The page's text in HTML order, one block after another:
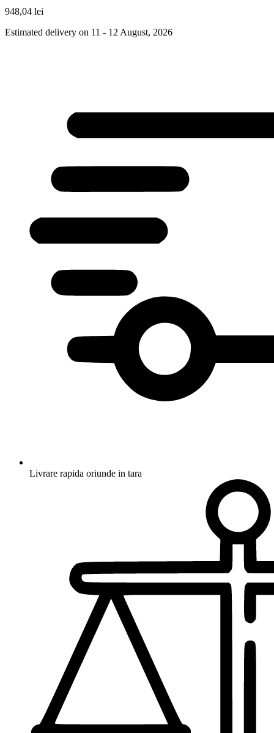
948,04 lei
Estimated delivery on 11 - 12 August, 2026
Livrare rapida oriunde in tara